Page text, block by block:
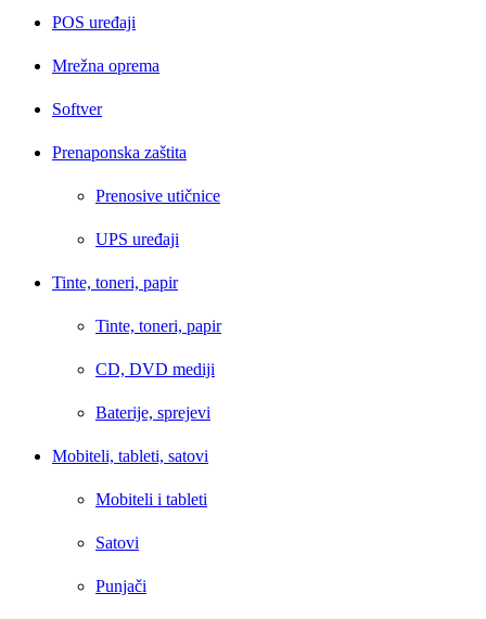
POS uređaji
Mrežna oprema
Softver
Prenaponska zaštita
Prenosive utičnice
UPS uređaji
Tinte, toneri, papir
Tinte, toneri, papir
CD, DVD mediji
Baterije, sprejevi
Mobiteli, tableti, satovi
Mobiteli i tableti
Satovi
Punjači